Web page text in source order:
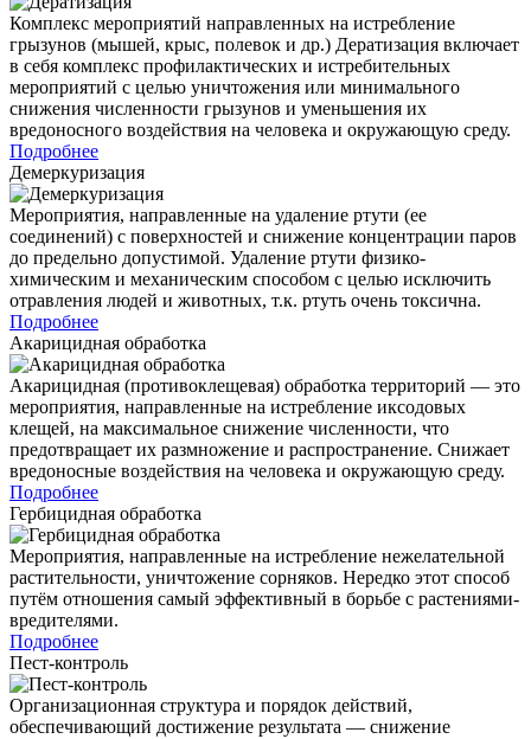
Комплекс мероприятий направленных на истребление
грызунов (мышей, крыс, полевок и др.) Дератизация включает
в себя комплекс профилактических и истребительных
мероприятий с целью уничтожения или минимального
снижения численности грызунов и уменьшения их
вредоносного воздействия на человека и окружающую среду.
Подробнее
Демеркуризация
Мероприятия, направленные на удаление ртути (ее
соединений) с поверхностей и снижение концентрации паров
до предельно допустимой. Удаление ртути физико-
химическим и механическим способом с целью исключить
отравления людей и животных, т.к. ртуть очень токсична.
Подробнее
Акарицидная обработка
Акарицидная (противоклещевая) обработка территорий — это
мероприятия, направленные на истребление иксодовых
клещей, на максимальное снижение численности, что
предотвращает их размножение и распространение. Снижает
вредоносные воздействия на человека и окружающую среду.
Подробнее
Гербицидная обработка
Мероприятия, направленные на истребление нежелательной
растительности, уничтожение сорняков. Нередко этот способ
путём отношения самый эффективный в борьбе с растениями-
вредителями.
Подробнее
Пест-контроль
Организационная структура и порядок действий,
обеспечивающий достижение результата — снижение